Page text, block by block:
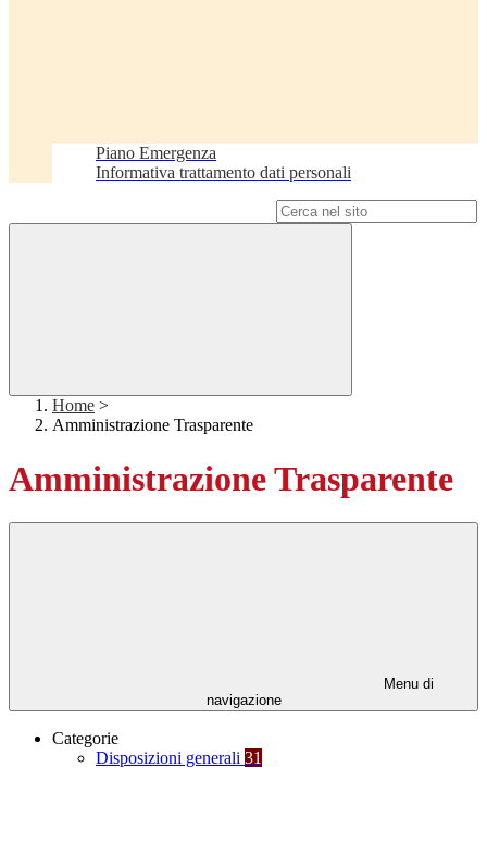
Piano Emergenza
Informativa trattamento dati personali
Home >
Amministrazione Trasparente
Amministrazione Trasparente
Menu di
navigazione
Categorie
Disposizioni generali 31